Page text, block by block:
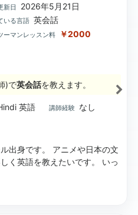
新日 2026年5月21日
いる言語 英会話
ーマンレッスン料 ￥2000
)で英会話を教えます。
英語 講師経験
なし
出身です。 アニメや日本の文
く英語を教えたいです。 いっ